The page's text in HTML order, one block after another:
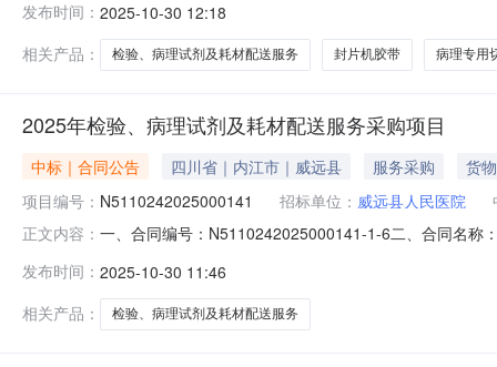
址：工业园区三色路238号1栋2单元37层1号联系*式：
发布时间： 2025-10-30 12:18
相关产品：
检验、病理试剂及耗材配送服务 封片机胶带 病理专用
2025年检验、病理试剂及耗材配送服务采购项目
中标｜合同公告 四川省｜内江市｜威远县 服务采购
货物
项目编号： N5110242025000141 招标单位： 威远县人民医院
正文内容： 一、合同编号：N5110242025000141-1-6二、合同名称
限公司地址：工业园区三色路238号1栋2单元37层1号联
发布时间： 2025-10-30 11:46
相关产品：
检验、病理试剂及耗材配送服务